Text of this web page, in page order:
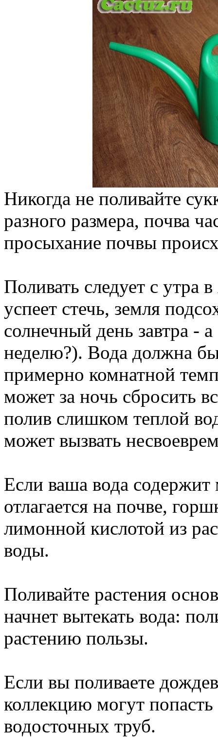
Никогда не поливайте
разного размера, почва
просыхание почвы
Поливать следует с утра
успеет стечь, земля
солнечный день завтра -
неделю?). Вода должна
примерно комнатной
может за ночь сбросить
полив слишком теплой
может вызвать
Если ваша вода содержит
отлагается на почве,
лимонной кислотой из
воды.
Поливайте растения
начнет вытекать вода:
растению пользы.
Если вы поливаете
коллекцию могут
водосточных труб.